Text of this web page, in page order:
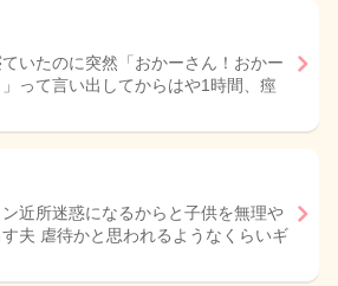
いたのに突然「おかーさん！おかー
って言い出してからはや1時間、痙
近所迷惑になるからと子供を無理や
夫 虐待かと思われるようなくらいギ